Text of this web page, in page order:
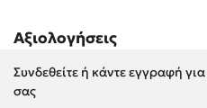
Lucinda Riley
Benzamin Bécue
Αξιολογήσεις
Συνδεθείτε ή κάντε εγγραφή
σας